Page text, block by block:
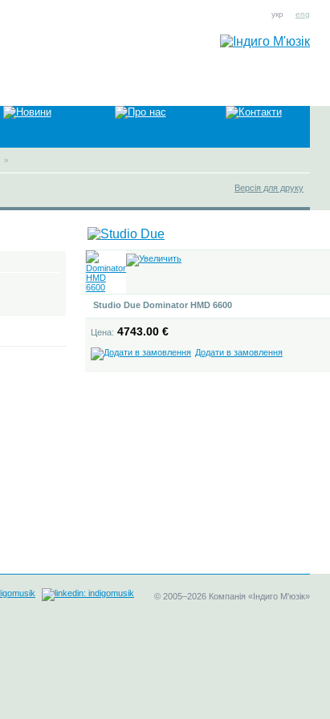
укр eng
»
Версія для друку
Studio Due Dominator HMD 6600
Цена: 4743.00 €
Додати в замовлення
© 2005–2026 Компанія «Індиго М'юзік»